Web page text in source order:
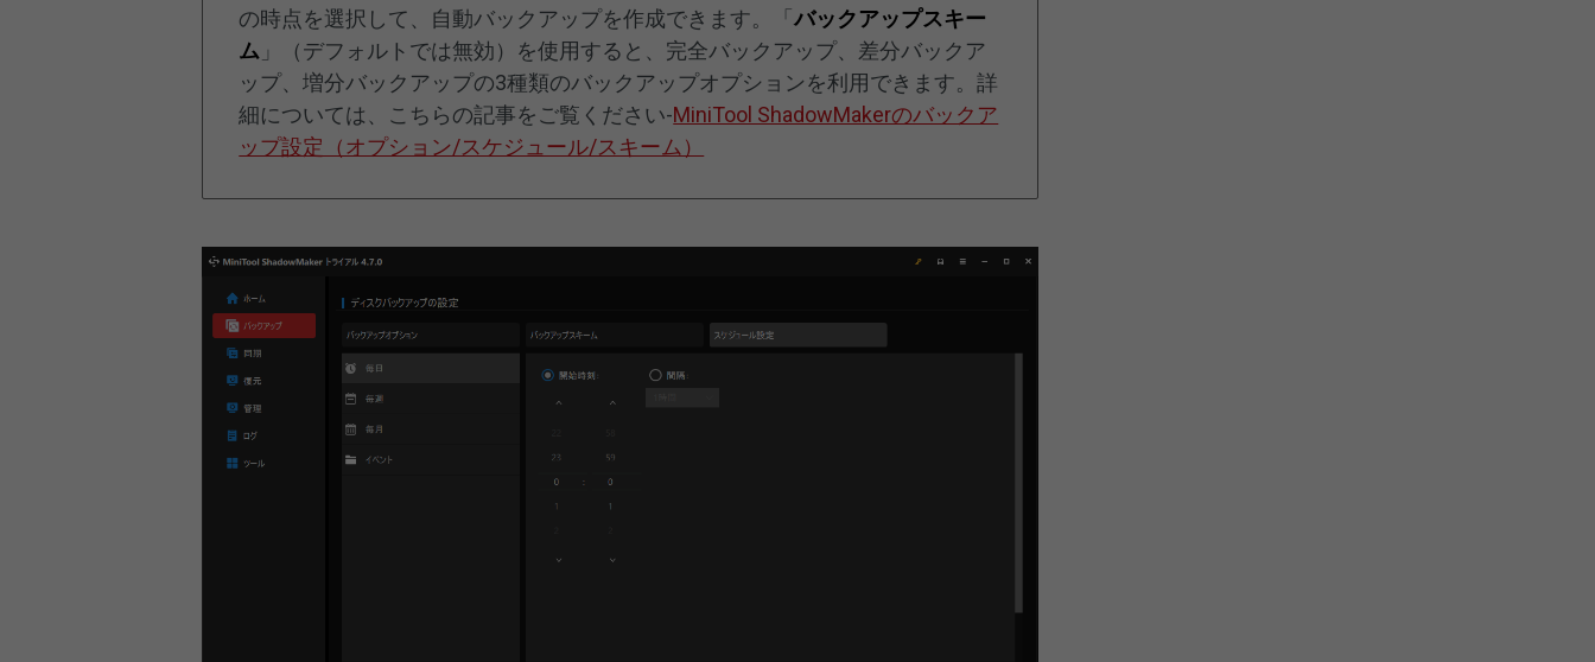
の時点を選択して、自動バックアップを作成できます。「バックアップスキー
ム 」（デフォルトでは無効）を使用すると、完全バックアップ、差分バックア
ップ、増分バックアップの3種類のバックアップオプションを利用できます。詳
細については、こちらの記事をご覧ください-MiniTool ShadowMakerのバックア
ップ設定（オプション/スケジュール/スキーム）